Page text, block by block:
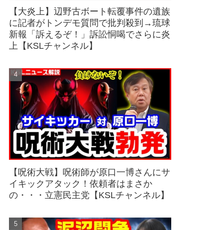
【大炎上】辺野古ボート転覆事件の遺族
に記者がトンデモ質問で批判殺到→琉球
新報「訴えるぞ！」訴訟恫喝でさらに炎
上【KSLチャンネル】
【呪術大戦】呪術師が原口一博さんにサ
イキックアタック！依頼者はまさか
の・・・立憲民主党【KSLチャンネル】